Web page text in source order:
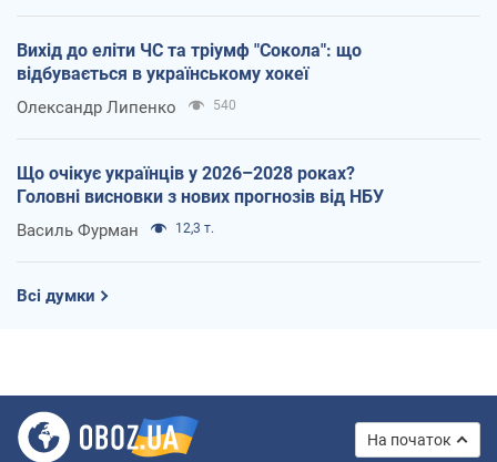
Вихід до еліти ЧС та тріумф "Сокола": що
відбувається в українському хокеї
Олександр Липенко 540
Що очікує українців у 2026–2028 роках?
Головні висновки з нових прогнозів від НБУ
Василь Фурман 12,3 т.
Всі думки
На початок